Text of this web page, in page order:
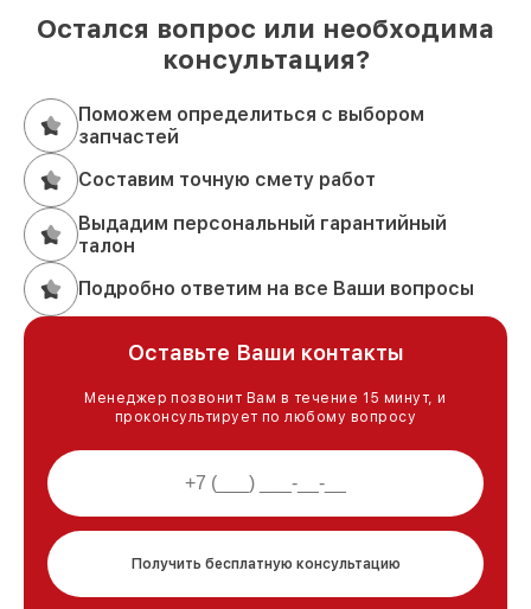
Остался вопрос или необходима
консультация?
Поможем определиться с выбором
запчастей
Составим точную смету работ
Выдадим персональный гарантийный
талон
Подробно ответим на все Ваши вопросы
Оставьте Ваши контакты
Менеджер позвонит Вам в течение 15 минут, и
проконсультирует по любому вопросу
Получить бесплатную консультацию